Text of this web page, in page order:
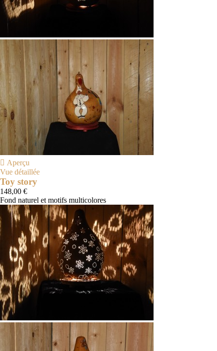
 Aperçu
Vue détaillée
Toy story
148,00 €
Fond naturel et motifs multicolores
Naturel